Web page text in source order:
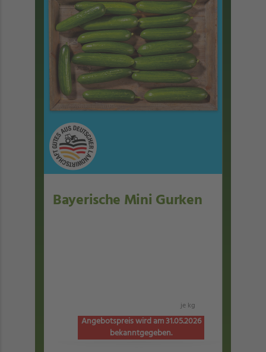
Bayerische Mini Gurken
je kg
Angebotspreis wird am 31.05.2026
bekanntgegeben.